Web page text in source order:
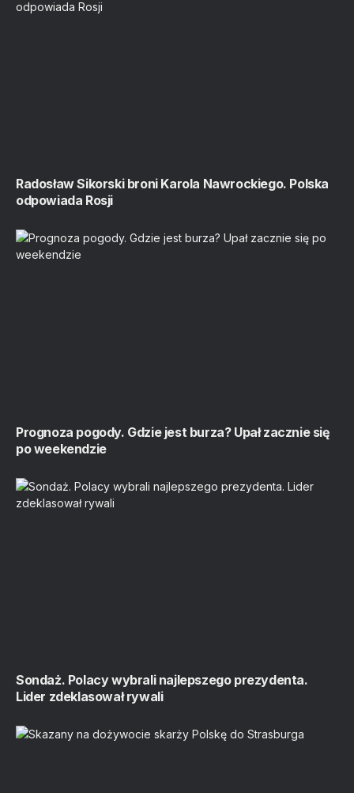
Radosław Sikorski broni Karola Nawrockiego. Polska
odpowiada Rosji
Prognoza pogody. Gdzie jest burza? Upał zacznie się
po weekendzie
Sondaż. Polacy wybrali najlepszego prezydenta.
Lider zdeklasował rywali